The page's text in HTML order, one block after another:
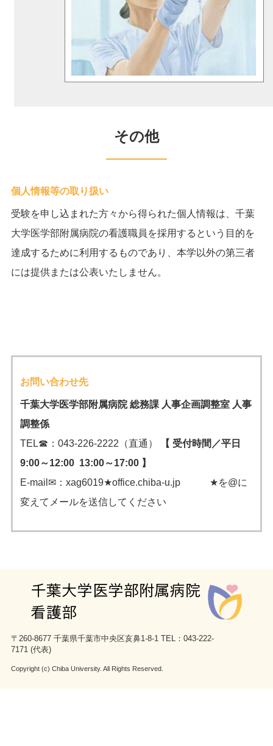
その他
個人情報等の取り扱い
受験を申し込まれた方々から得られた個人情報は、千葉
大学医学部附属病院の看護職員を採用するという目的を
達成するために利用するものであり、本学以外の第三者
には提供または公表いたしません。
お問い合わせ先
千葉大学医学部附属病院 総務課 人事企画調整室 人事
調整係
TEL☎：043-226-2222（直通）
【 受付時間／平日
9:00～12:00 13:00～17:00 】
E-mail✉：xag6019★office.chiba-u.jp ★を@に
変えてメールを送信してください
〒260-8677 千葉県千葉市中央区亥鼻1-8-1 TEL：043-222-
7171 (代表)
Copyright (c) Chiba University. All Rights Reserved.